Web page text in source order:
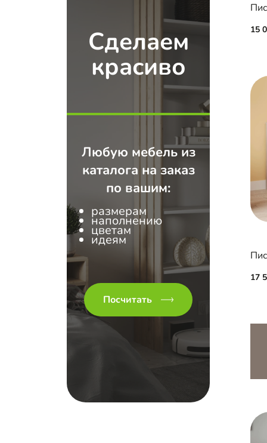
Сделаем
красиво
Любую мебель из
каталога на заказ
по вашим:
размерам
наполнению
цветам
идеям
Посчитать
15
17